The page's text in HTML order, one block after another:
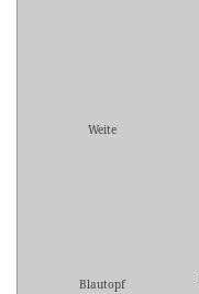
Weite
Blautopf